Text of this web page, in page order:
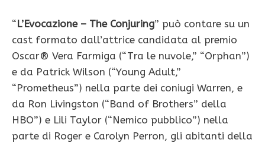
“L’Evocazione – The Conjuring” può contare su un
cast formato dall’attrice candidata al premio
Oscar® Vera Farmiga (“Tra le nuvole,” “Orphan”)
e da Patrick Wilson (“Young Adult,”
“Prometheus”) nella parte dei coniugi Warren, e
da Ron Livingston (“Band of Brothers” della
HBO”) e Lili Taylor (“Nemico pubblico”) nella
parte di Roger e Carolyn Perron, gli abitanti della